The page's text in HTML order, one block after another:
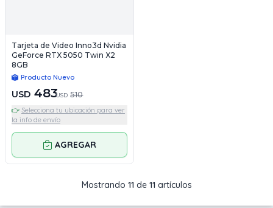
Tarjeta de Video Inno3d Nvidia
GeForce RTX 5050 Twin X2
8GB
Producto Nuevo
USD 483USD 510
👉 Selecciona tu ubicación para ver
la info de envío
AGREGAR
Mostrando 11de 11artículos